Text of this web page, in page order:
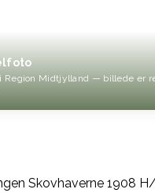
i Region Midtjylland — billede er
Skovhaverne 1908